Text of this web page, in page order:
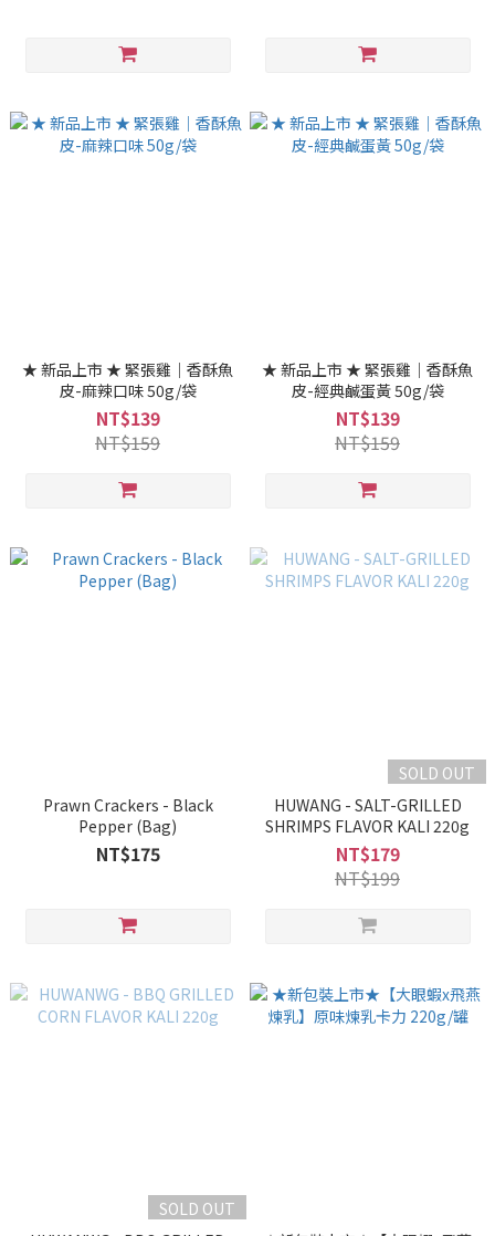
★ 新品上市 ★ 緊張雞｜香酥魚
皮-麻辣口味 50g/袋
NT$139
NT$159
★ 新品上市 ★ 緊張雞｜香酥魚
皮-經典鹹蛋黃 50g/袋
NT$139
NT$159
Prawn Crackers - Black
Pepper (Bag)
NT$175
SOLD OUT
HUWANG - SALT-GRILLED
SHRIMPS FLAVOR KALI 220g
NT$179
NT$199
SOLD OUT